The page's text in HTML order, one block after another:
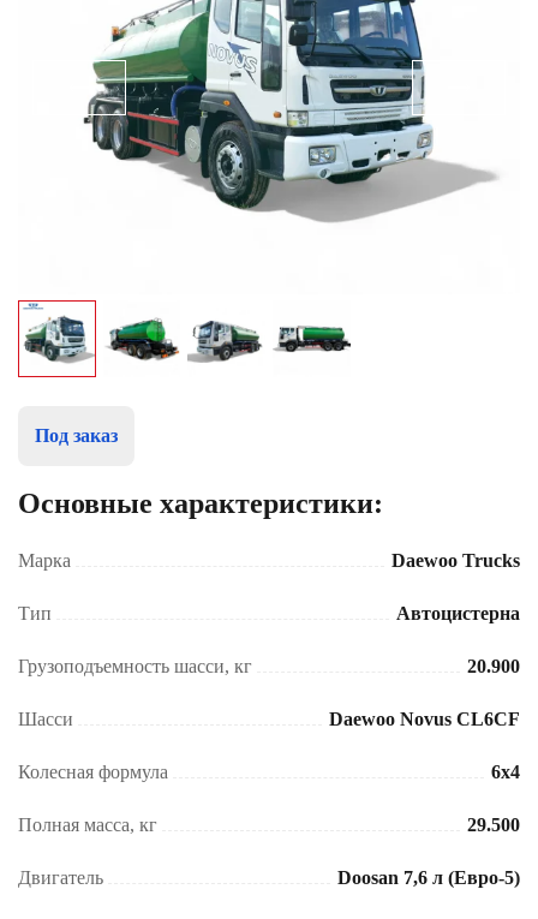
Под заказ
Основные характеристики:
Марка Daewoo Trucks
Тип Автоцистерна
Грузоподъемность шасси, кг 20.900
Шасси Daewoo Novus CL6CF
Колесная формула 6x4
Полная масса, кг 29.500
Двигатель Doosan 7,6 л (Евро-5)